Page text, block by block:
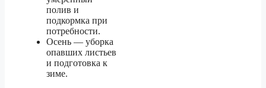
полив и
подкормка при
потребности.
Осень — уборка
опавших листьев
и подготовка к
зиме.